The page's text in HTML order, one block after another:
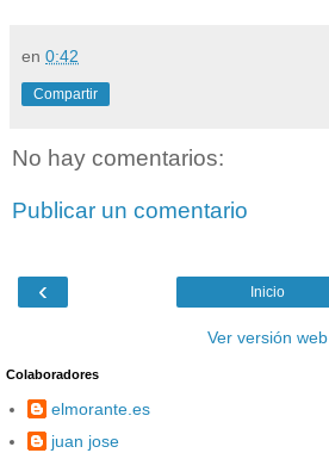
en 0:42
Compartir
No hay comentarios:
Publicar un comentario
‹ Inicio
Ver versión web
Colaboradores
elmorante.es
juan jose